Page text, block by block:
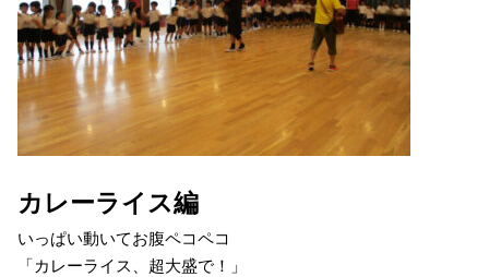
カレーライス編
いっぱい動いてお腹ペコペコ
「カレーライス、超大盛で！」